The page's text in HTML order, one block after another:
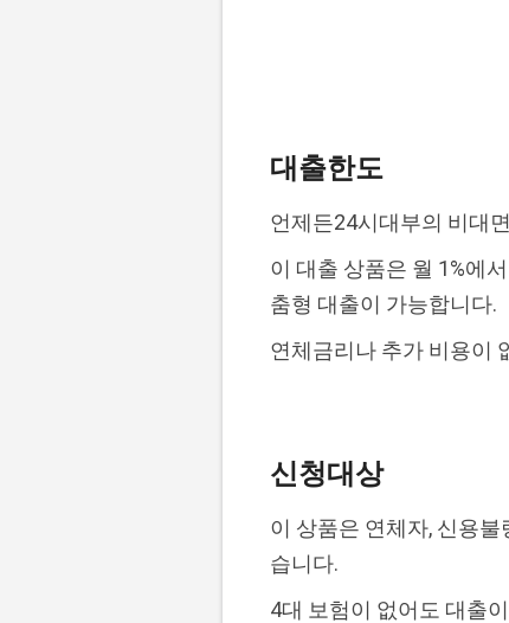
대출한도
언제든24시대부의 비대
이 대출 상품은 월 1%에
춤형 대출이 가능합니다.
연체금리나 추가 비용이
신청대상
이 상품은 연체자, 신용
습니다.
4대 보험이 없어도 대출